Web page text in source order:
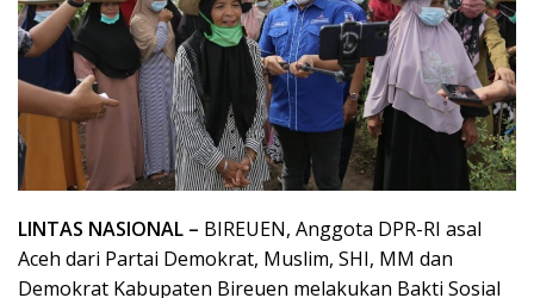
LINTAS NASIONAL – BIREUEN, Anggota DPR-RI asal
Aceh dari Partai Demokrat, Muslim, SHI, MM dan
Demokrat Kabupaten Bireuen melakukan Bakti Sosial